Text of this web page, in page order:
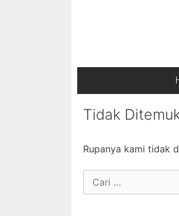
Tidak
Rupanya kami tidak